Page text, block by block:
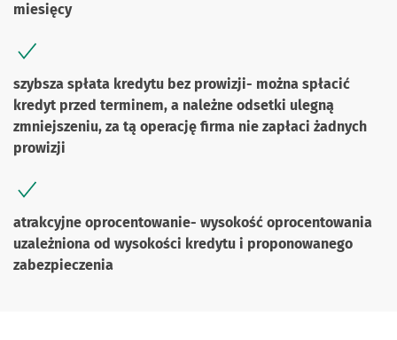
miesięcy
szybsza spłata kredytu bez prowizji- można spłacić
kredyt przed terminem, a należne odsetki ulegną
zmniejszeniu, za tą operację firma nie zapłaci żadnych
prowizji
atrakcyjne oprocentowanie- wysokość oprocentowania
uzależniona od wysokości kredytu i proponowanego
zabezpieczenia